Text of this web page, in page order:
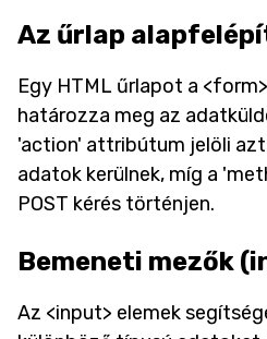
Az űrlap
Egy HTML űrlapot a
határozza meg az
'action' attribútum jelöli azt
adatok kerülnek, míg a
POST kérés történjen.
Bemeneti mezők
Az <input> elemek